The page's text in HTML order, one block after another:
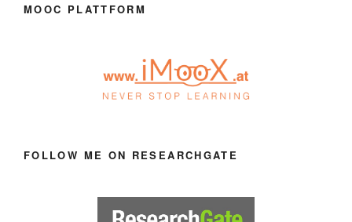
MOOC PLATTFORM
FOLLOW ME ON RESEARCHGATE